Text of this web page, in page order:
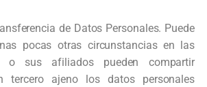
de Datos Personales. Puede
pocas otras circunstancias en las
o sus afiliados pueden compartir
tercero ajeno los datos personales